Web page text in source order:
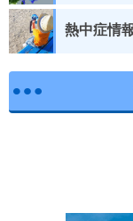
熱中症情